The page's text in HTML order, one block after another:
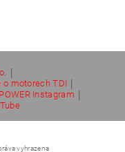
|
motorech TDI |
Instagram |
vyhrazena